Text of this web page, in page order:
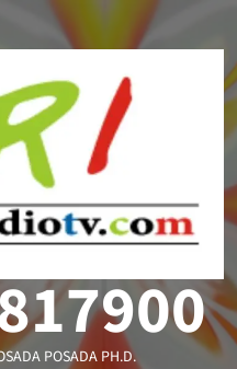
POSADA PH.D.